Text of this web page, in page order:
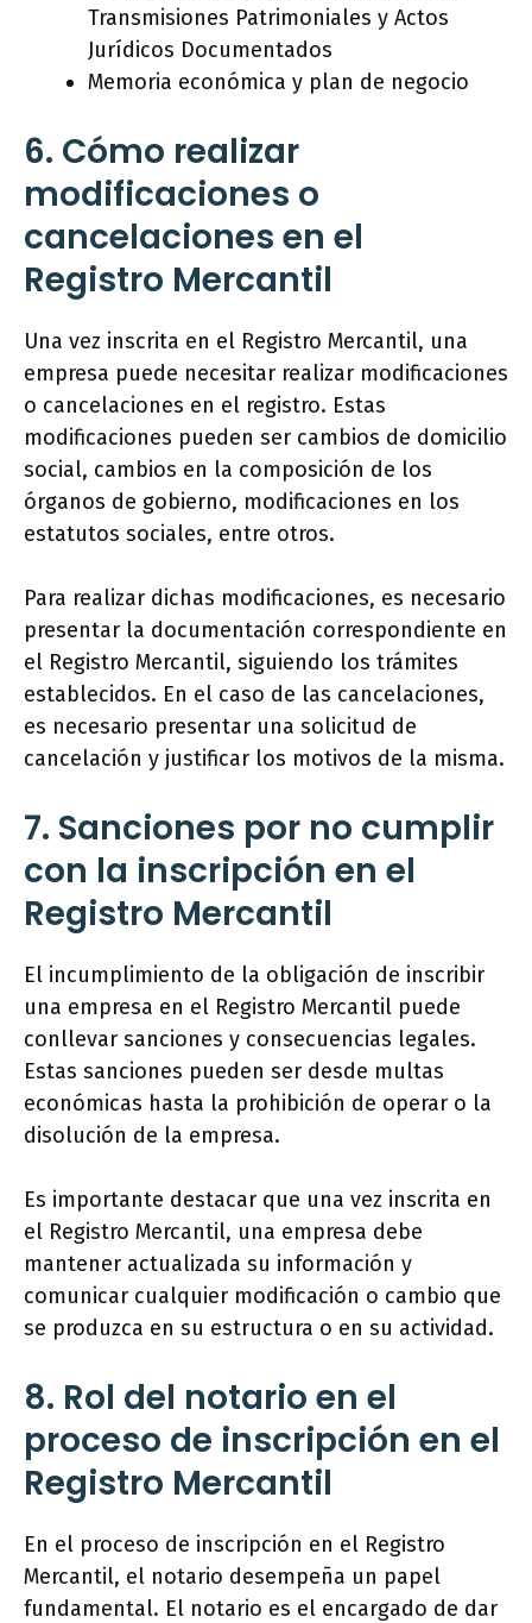
Transmisiones Patrimoniales y Actos
Jurídicos Documentados
Memoria económica y plan de negocio
6. Cómo realizar
modificaciones o
cancelaciones en el
Registro Mercantil
Una vez inscrita en el Registro Mercantil, una
empresa puede necesitar realizar modificaciones
o cancelaciones en el registro. Estas
modificaciones pueden ser cambios de domicilio
social, cambios en la composición de los
órganos de gobierno, modificaciones en los
estatutos sociales, entre otros.
Para realizar dichas modificaciones, es necesario
presentar la documentación correspondiente en
el Registro Mercantil, siguiendo los trámites
establecidos. En el caso de las cancelaciones,
es necesario presentar una solicitud de
cancelación y justificar los motivos de la misma.
7. Sanciones por no cumplir
con la inscripción en el
Registro Mercantil
El incumplimiento de la obligación de inscribir
una empresa en el Registro Mercantil puede
conllevar sanciones y consecuencias legales.
Estas sanciones pueden ser desde multas
económicas hasta la prohibición de operar o la
disolución de la empresa.
Es importante destacar que una vez inscrita en
el Registro Mercantil, una empresa debe
mantener actualizada su información y
comunicar cualquier modificación o cambio que
se produzca en su estructura o en su actividad.
8. Rol del notario en el
proceso de inscripción en el
Registro Mercantil
En el proceso de inscripción en el Registro
Mercantil, el notario desempeña un papel
fundamental. El notario es el encargado de dar